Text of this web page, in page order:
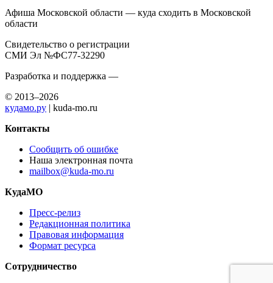
Афиша Московской области — куда сходить в Московской
области
Свидетельство о регистрации
СМИ Эл №ФС77-32290
Разработка и поддержка —
© 2013–2026
кудамо.ру | kuda-mo.ru
Контакты
Сообщить об ошибке
Наша электронная почта
mailbox@kuda-mo.ru
КудаМО
Пресс-релиз
Редакционная политика
Правовая информация
Формат ресурса
Сотрудничество